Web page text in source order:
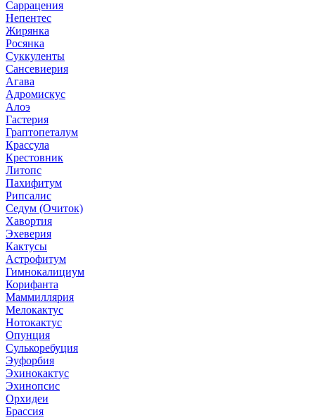
Саррацения
Непентес
Жирянка
Росянка
Суккуленты
Сансевиерия
Агава
Адромискус
Алоэ
Гастерия
Граптопеталум
Крассула
Крестовник
Литопс
Пахифитум
Рипсалис
Седум (Очиток)
Хавортия
Эхеверия
Кактусы
Астрофитум
Гимнокалициум
Корифанта
Маммиллярия
Мелокактус
Нотокактус
Опунция
Сулькоребуция
Эуфорбия
Эхинокактус
Эхинопсис
Орхидеи
Брассия